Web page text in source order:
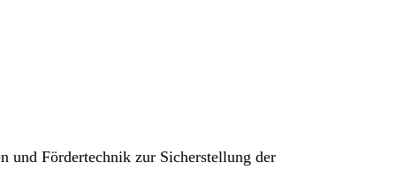
und Fördertechnik zur Sicherstellung der